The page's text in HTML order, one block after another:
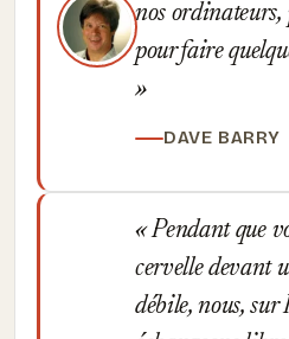
nos ordinateurs,
pour faire
DAVE BARRY
Pendant que
cervelle devant
débile, nous, sur